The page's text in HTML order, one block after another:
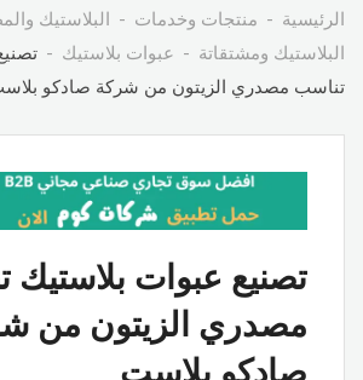
الرئيسية منتجات وخدمات
البلاستيك
البلاستيك ومشتقاتة
عبوات بلاستيك
تناسب مصدري الزيتون من شركة صادكو
تصنيع عبوات بلاستيك
مصدري الزيتون من